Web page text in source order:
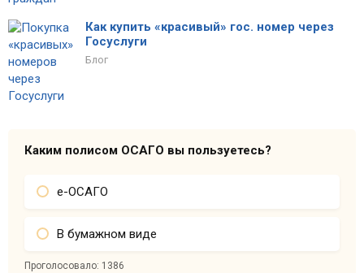
Как купить «красивый» гос. номер через
Госуслуги
Блог
Каким полисом ОСАГО вы пользуетесь?
е-ОСАГО
В бумажном виде
Проголосовало: 1386